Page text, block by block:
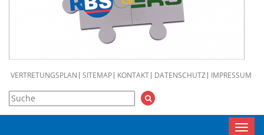
VERTRETUNGSPLAN SITEMAP KONTAKT DATENSCHUTZ IMPRESSUM